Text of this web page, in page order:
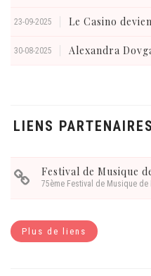
23-09-2025 Le Casino
30-08-2025 Alexandra
LIENS PARTENAIRES
Festival de Musique
75ème Festival de Musique de
Plus de liens